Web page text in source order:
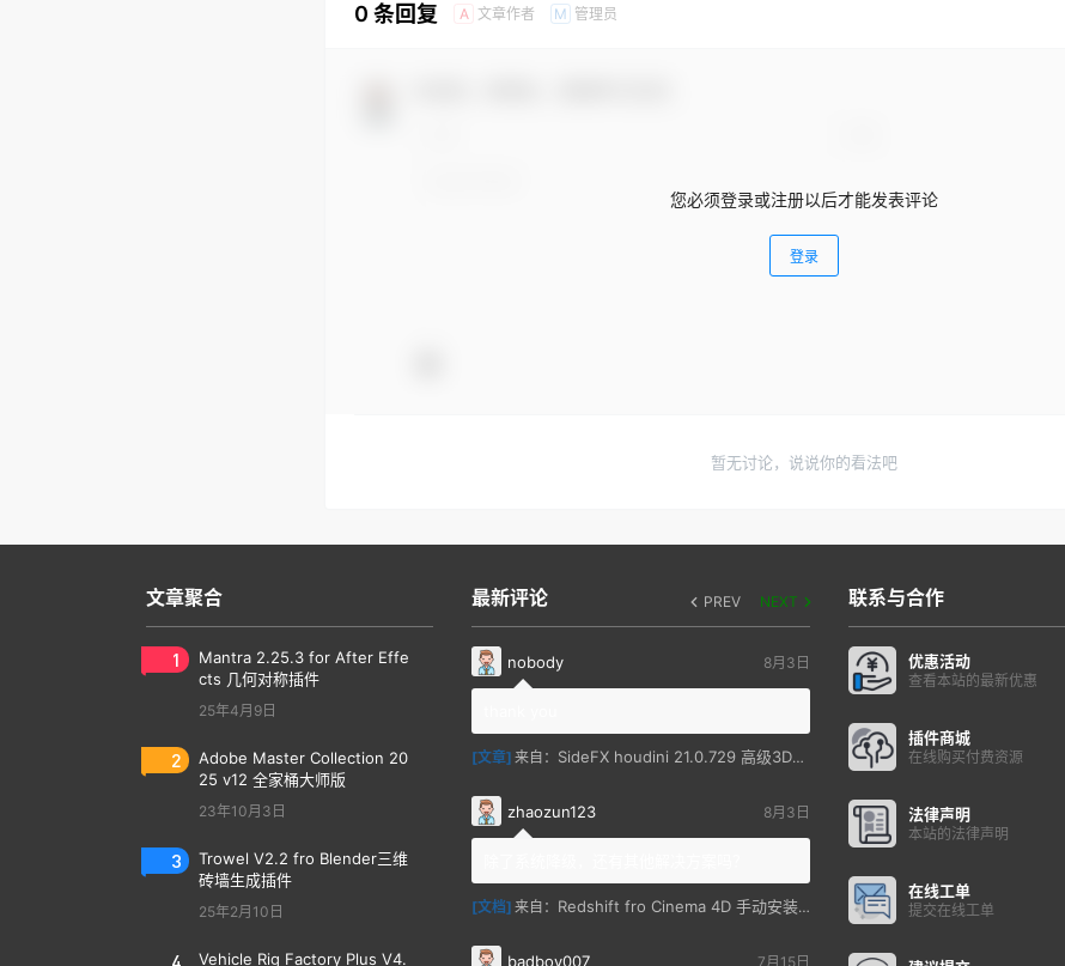
0 条回复 A 文章作者 M 管理员
您必须登录或注册以后才能发表评论
登录
暂无讨论，说说你的看法吧
文章聚合
1
Mantra 2.25.3 for After Effe
cts 几何对称插件
25年4月9日
2
Adobe Master Collection 20
25 v12 全家桶大师版
23年10月3日
3
Trowel V2.2 fro Blender三维
砖墙生成插件
25年2月10日
4 Vehicle Rig Factory Plus V4.
最新评论 PREV NEXT
nobody 8月3日
[文章] 来自： SideFX houdini 21.0.729 高级3D特效软件
zhaozun123 8月3日
[文档] 来自： Redshift fro Cinema 4D 手动安装教程
badboy007 7月15日
联系与合作
优惠活动
查看本站的最新优惠
插件商城
在线购买付费资源
法律声明
本站的法律声明
在线工单
提交在线工单